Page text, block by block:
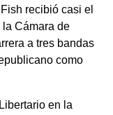
recibió casi el
la Cámara de
a tres bandas
como
en la